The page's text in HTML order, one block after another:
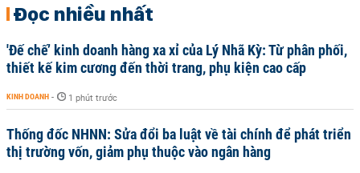
Đọc nhiều nhất
'Đế chế’ kinh doanh hàng xa xỉ của Lý Nhã Kỳ: Từ phân phối,
thiết kế kim cương đến thời trang, phụ kiện cao cấp
KINH DOANH - 1 phút trước
Thống đốc NHNN: Sửa đổi ba luật về tài chính để phát triển
thị trường vốn, giảm phụ thuộc vào ngân hàng